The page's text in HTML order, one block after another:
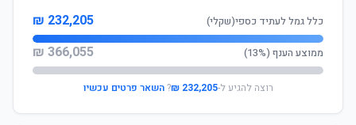
כלל גמל לעתיד כספי(שקלי) 232,205 ₪
ממוצע הענף (13%) 366,055 ₪
רוצה להגיע ל-232,205 ₪
?השאר פרטים עכשיו